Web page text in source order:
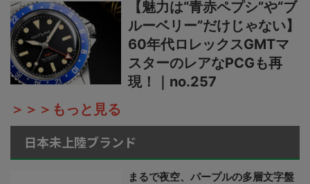
【魅力は“青赤ペプシ”や“ブ
ルーベリー”だけじゃない】
60年代ロレックスGMTマ
スターのレアなPCGも再
現！｜no.257
＞＞＞もっと見る
日本未上陸ブランド
まるで夜空、パープルの多層文字盤